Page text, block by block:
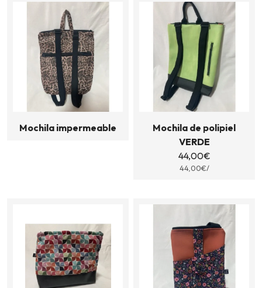
Mochila impermeable
Mochila de polipiel
VERDE
44,00€
44,00€/